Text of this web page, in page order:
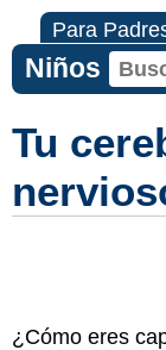
Para
Niños
Tu
¿Cómo eres